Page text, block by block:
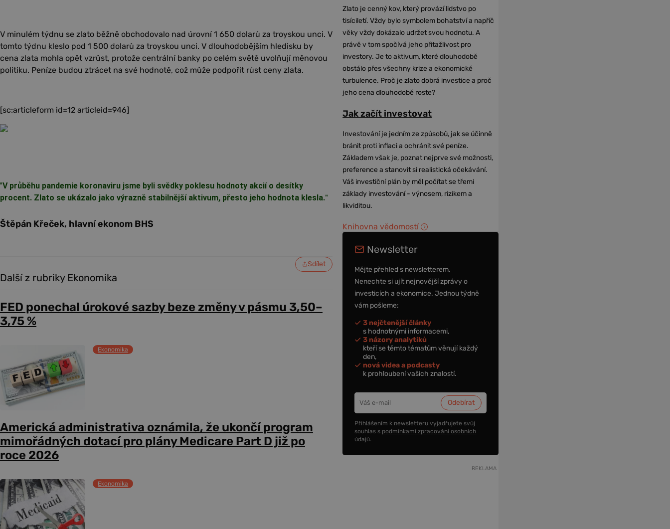
V minulém týdnu se zlato běžně obchodovalo nad úrovní 1 650 dolarů za troyskou unci. V
tomto týdnu kleslo pod 1 500 dolarů za troyskou unci. V dlouhodobějším hledisku by
cena zlata mohla opět vzrůst, protože centrální banky po celém světě uvolňují měnovou
politiku. Peníze budou ztrácet na své hodnotě, což může podpořit růst ceny zlata.
[sc:articleform id=12 articleid=946]
"V průběhu pandemie koronaviru jsme byli svědky poklesu hodnoty akcií o desítky
procent. Zlato se ukázalo jako výrazně stabilnější aktivum, přesto jeho hodnota klesla."
Štěpán Křeček, hlavní ekonom BHS
Sdílet
Další z rubriky Ekonomika
FED ponechal úrokové sazby beze změny v pásmu 3,50–
3,75 %
Ekonomika
Americká administrativa oznámila, že ukončí program
mimořádných dotací pro plány Medicare Part D již po
roce 2026
Ekonomika
Zlato je cenný kov, který provází lidstvo po
tisíciletí. Vždy bylo symbolem bohatství a napříč
věky vždy dokázalo udržet svou hodnotu. A
právě v tom spočívá jeho přitažlivost pro
investory. Je to aktivum, které dlouhodobě
obstálo přes všechny krize a ekonomické
turbulence. Proč je zlato dobrá investice a proč
jeho cena dlouhodobě roste?
Jak začít investovat
Investování je jedním ze způsobů, jak se účinně
bránit proti inflaci a ochránit své peníze.
Základem však je, poznat nejprve své možnosti,
preference a stanovit si realistická očekávání.
Váš investiční plán by měl počítat se třemi
základy investování - výnosem, rizikem a
likviditou.
Knihovna vědomostí
Newsletter
Mějte přehled s newsletterem.
Nenechte si ujít nejnovější zprávy o
investicích a ekonomice. Jednou týdně
vám pošleme:
3 nejčtenější články
s hodnotnými informacemi,
3 názory analytiků
kteří se těmto tématům věnují každý
den,
nová videa a podcasty
k prohloubení vašich znalostí.
Přihlášením k newsletteru vyjadřujete svůj
souhlas s podmínkami zpracování osobních
údajů.
REKLAMA